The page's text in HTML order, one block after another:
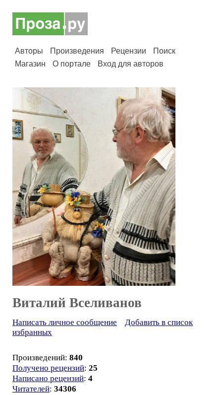
Авторы Произведения Рецензии
Поиск
Магазин
О портале Вход для авторов
Виталий Вселиванов
Написать личное сообщение
Добавить в список
избранных
Произведений: 840
Получено рецензий: 25
Написано рецензий: 4
Читателей: 34306